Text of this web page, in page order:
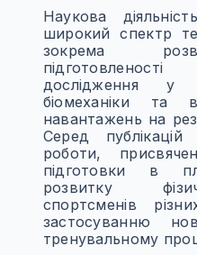
Наукова
широкий спектр
зокрема
дослідження у
біомеханіки та
навантажень на
Серед
роботи,
підготовки в
розвитку
спортсменів
застосуванню
тренувальному